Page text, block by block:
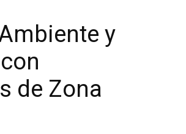
y
de Zona